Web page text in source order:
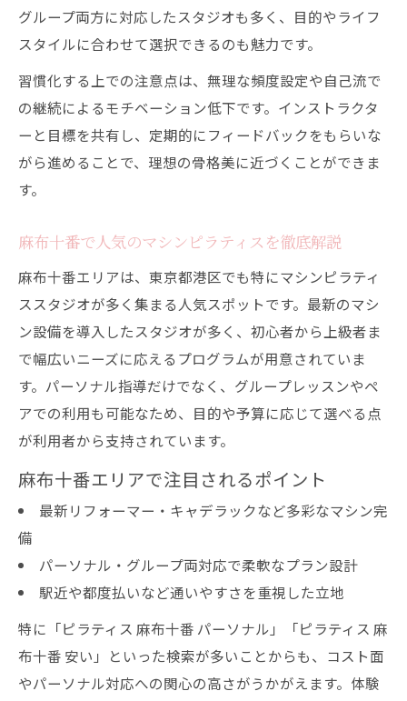
グループ両方に対応したスタジオも多く、目的やライフ
スタイルに合わせて選択できるのも魅力です。
習慣化する上での注意点は、無理な頻度設定や自己流で
の継続によるモチベーション低下です。インストラクタ
ーと目標を共有し、定期的にフィードバックをもらいな
がら進めることで、理想の骨格美に近づくことができま
す。
麻布十番で人気のマシンピラティスを徹底解説
麻布十番エリアは、東京都港区でも特にマシンピラティ
ススタジオが多く集まる人気スポットです。最新のマシ
ン設備を導入したスタジオが多く、初心者から上級者ま
で幅広いニーズに応えるプログラムが用意されていま
す。パーソナル指導だけでなく、グループレッスンやペ
アでの利用も可能なため、目的や予算に応じて選べる点
が利用者から支持されています。
麻布十番エリアで注目されるポイント
最新リフォーマー・キャデラックなど多彩なマシン完
備
パーソナル・グループ両対応で柔軟なプラン設計
駅近や都度払いなど通いやすさを重視した立地
特に「ピラティス 麻布十番 パーソナル」「ピラティス 麻
布十番 安い」といった検索が多いことからも、コスト面
やパーソナル対応への関心の高さがうかがえます。体験